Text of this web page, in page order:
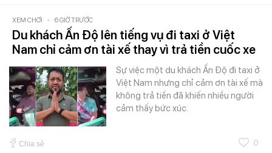
XEM CHƠI - 6 GIỜ TRƯỚC
Du khách Ấn Độ lên tiếng vụ đi taxi ở Việt
Nam chỉ cảm ơn tài xế thay vì trả tiền cuốc xe
Sự việc một du khách Ấn Độ đi taxi ở
Việt Nam nhưng chỉ cảm ơn tài xế mà
không trả tiền đã khiến nhiều người
cảm thấy bức xúc.
Chia sẻ 0